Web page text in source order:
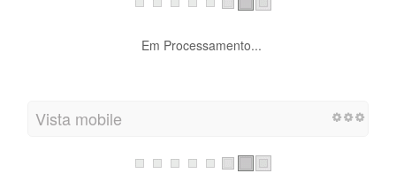
Em Processamento...
Vista mobile